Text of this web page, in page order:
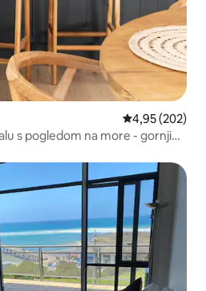
Prosječna
4,95 (202)
s pogledom na more - gornji
s oznakom „Odabrali gosti”